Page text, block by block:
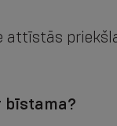
attīstās
bīstama?